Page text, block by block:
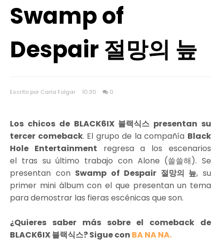
Swamp of
Despair 절망의 늪
Escrito por Carla Folgar 10:30 0
Los chicos de BLACK6IX 블랙식스 presentan su
tercer comeback. El grupo de la compañía Black
Hole Entertainment regresa a los escenarios
el tras su último trabajo con Alone (쓸쓸해). Se
presentan con Swamp of Despair 절망의 늪, su
primer mini álbum con el que presentan un tema
para demostrar las fieras escénicas que son.
¿Quieres saber más sobre el comeback de
BLACK6IX 블랙식스? Sigue con BA NA NA.